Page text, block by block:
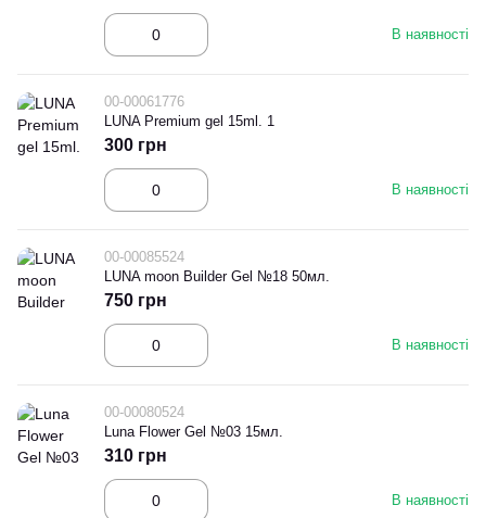
В наявності
00-00061776
LUNA Premium gel 15ml. 1
В наявності
300 грн
00-00085524
LUNA moon Builder Gel №18 50мл.
В наявності
750 грн
00-00080524
Luna Flower Gel №03 15мл.
В наявності
310 грн